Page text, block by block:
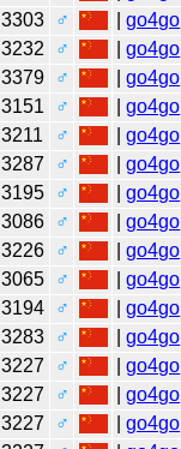
3303 ♂ |go4go
3232 ♂ |go4go
3379 ♂ |go4go
3151 ♂ |go4go
3211 ♂ |go4go
3287 ♂ |go4go
3195 ♂ |go4go
3086 ♂ |go4go
3226 ♂ |go4go
3065 ♂ |go4go
3194 ♂ |go4go
3283 ♂ |go4go
3227 ♂ |go4go
3227 ♂ |go4go
3227 ♂ |go4go